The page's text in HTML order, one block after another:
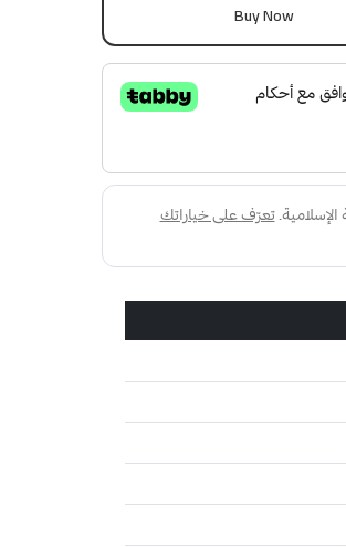
Buy Now